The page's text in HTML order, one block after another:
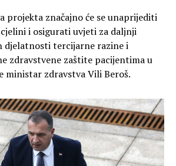
projekta značajno će se unaprijediti
i osigurati uvjeti za daljnji
djelatnosti tercijarne razine i
zdravstvene zaštite pacijentima u
ministar zdravstva Vili Beroš.